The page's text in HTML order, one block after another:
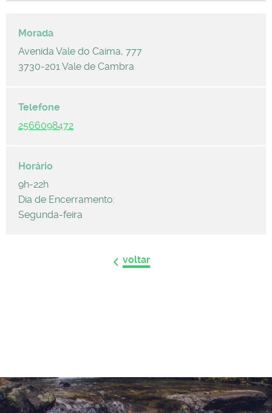
Avenida Vale do Caima, 777
3730-201 Vale de Cambra
2566098472
9h-22h
Dia de Encerramento:
Segunda-feira
voltar